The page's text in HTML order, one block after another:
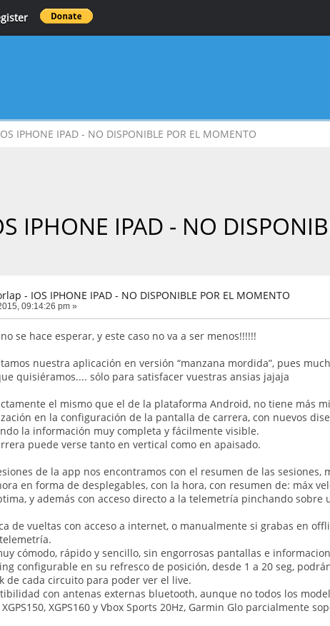
IPHONE IPAD - NO DISPONIBLE POR EL MOMENTO
IPHONE IPAD - NO
- IOS IPHONE IPAD - NO DISPONIBLE POR EL MOMENTO
09:14:26 pm »
se hace esperar, y este caso no va a ser menos!!!!!!
nuestra aplicación en versión “manzana mordida”, pues
quisiéramos.... sólo para satisfacer vuestras ansias jajaja
el mismo que el de la plataforma Android, no tiene más
en la configuración de la pantalla de carrera, con nuevos
la información muy completa y fácilmente visible.
puede verse tanto en vertical como en apaisado.
de la app nos encontramos con el resumen de las
en forma de desplegables, con la hora, con resumen de: máx
y además con acceso directo a la telemetría pinchando sobre
de vueltas con acceso a internet, o manualmente si grabas en
cómodo, rápido y sencillo, sin engorrosas pantallas e
configurable en su refresco de posición, desde 1 a 20 seg,
de cada circuito para poder ver el live.
con antenas externas bluetooth, aunque no todos los
XGPS160 y Vbox Sports 20Hz, Garmin Glo parcialmente